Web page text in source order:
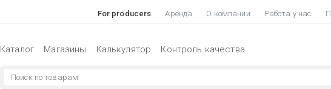
For producers Аренда О компании Работа у нас
Каталог Магазины Калькулятор Контроль качества